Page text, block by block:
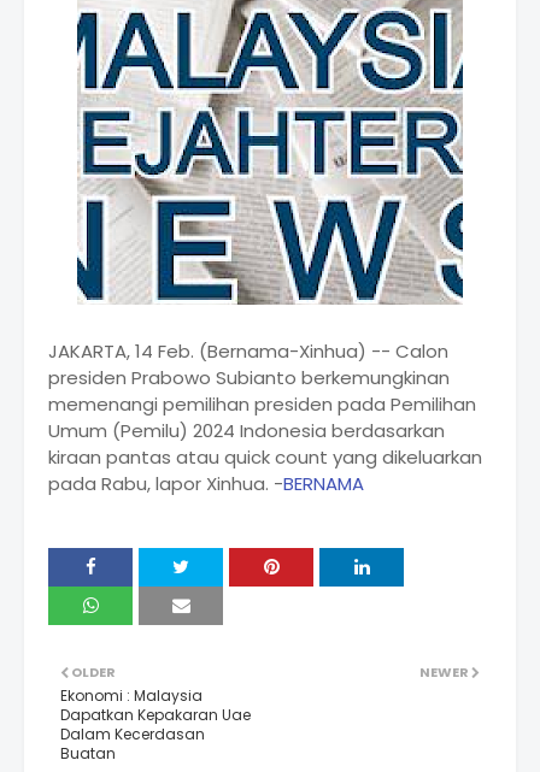
JAKARTA, 14 Feb. (Bernama-Xinhua) -- Calon
presiden Prabowo Subianto berkemungkinan
memenangi pemilihan presiden pada Pemilihan
Umum (Pemilu) 2024 Indonesia berdasarkan
kiraan pantas atau quick count yang dikeluarkan
pada Rabu, lapor Xinhua. -BERNAMA
NEWER
OLDER
Ekonomi : Malaysia
Dapatkan Kepakaran Uae
Dalam Kecerdasan
Buatan